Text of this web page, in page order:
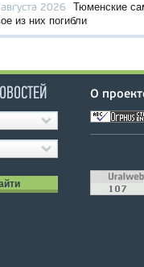
2026
Тюменские
из них погибли
О